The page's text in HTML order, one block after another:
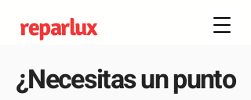
reparlux
¿Necesitas un punto